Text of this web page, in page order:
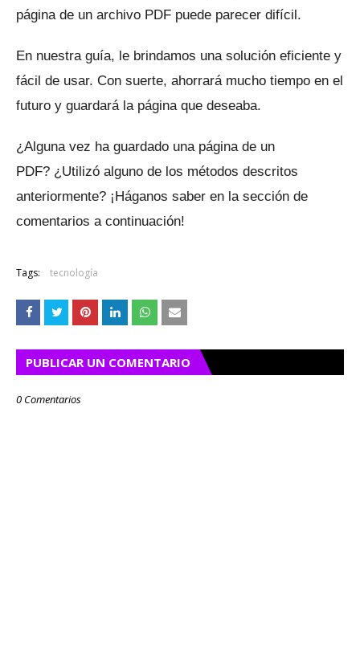
página de un archivo PDF puede parecer difícil.
En nuestra guía, le brindamos una solución eficiente y
fácil de usar. Con suerte, ahorrará mucho tiempo en el
futuro y guardará la página que deseaba.
¿Alguna vez ha guardado una página de un
PDF? ¿Utilizó alguno de los métodos descritos
anteriormente? ¡Háganos saber en la sección de
comentarios a continuación!
Tags: tecnología
PUBLICAR UN COMENTARIO
0 Comentarios